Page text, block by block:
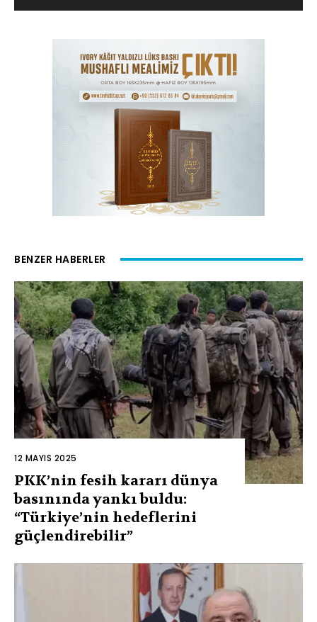
BENZER HABERLER
12 MAYIS 2025
PKK’nin fesih kararı dünya
basınında yankı buldu:
“Türkiye’nin hedeflerini
güçlendirebilir”